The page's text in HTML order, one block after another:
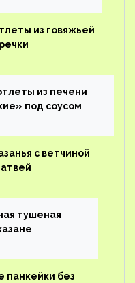
из говяжьей
из печени
под соусом
с ветчиной
тушеная
панкейки без